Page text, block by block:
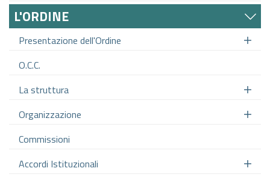
L'ORDINE
Presentazione dell'Ordine
O.C.C.
La struttura
Organizzazione
Commissioni
Accordi Istituzionali